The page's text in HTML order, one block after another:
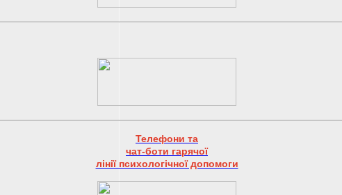
Телефони та
чат-боти гарячої
лінії психологічної допомоги